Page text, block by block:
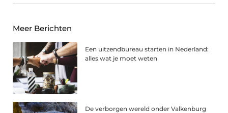
Meer Berichten
Een uitzendbureau starten in Nederland:
alles wat je moet weten
De verborgen wereld onder Valkenburg